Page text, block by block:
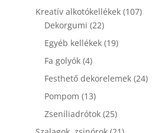
Kreatív alkotókellékek 107107
Dekorgumi 2222
termék
Egyéb kellékek 1919
Fa golyók 44
termék
Festhető dekorelemek 2424
Pompom 1313
termék
Zseníliadrótok 2525
termék
21